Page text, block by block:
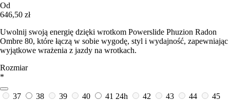
Od
646,50 zł
Uwolnij swoją energię dzięki wrotkom Powerslide Phuzion Radon
Ombre 80, które łączą w sobie wygodę, styl i wydajność, zapewniając
wyjątkowe wrażenia z jazdy na wrotkach.
Rozmiar
*
37 38 39 40 41 24h 42 43 44
45